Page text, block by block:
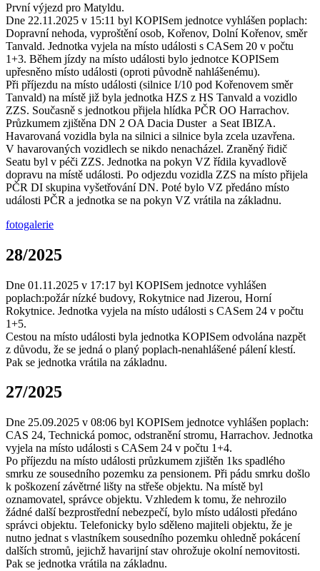
První výjezd pro Matyldu.
Dne 22.11.2025 v 15:11 byl KOPISem jednotce vyhlášen poplach:
Dopravní nehoda, vyproštění osob, Kořenov, Dolní Kořenov, směr
Tanvald. Jednotka vyjela na místo události s CASem 20 v počtu
1+3. Během jízdy na místo události bylo jednotce KOPISem
upřesněno místo události (oproti původně nahlášenému).
Při příjezdu na místo události (silnice I/10 pod Kořenovem směr
Tanvald) na místě již byla jednotka HZS z HS Tanvald a vozidlo
ZZS. Současně s jednotkou přijela hlídka PČR OO Harrachov.
Průzkumem zjištěna DN 2 OA Dacia Duster a Seat IBIZA.
Havarovaná vozidla byla na silnici a silnice byla zcela uzavřena.
V havarovaných vozidlech se nikdo nenacházel. Zraněný řidič
Seatu byl v péči ZZS. Jednotka na pokyn VZ řídila kyvadlově
dopravu na místě události. Po odjezdu vozidla ZZS na místo přijela
PČR DI skupina vyšetřování DN. Poté bylo VZ předáno místo
události PČR a jednotka se na pokyn VZ vrátila na základnu.
fotogalerie
28/2025
Dne 01.11.2025 v 17:17 byl KOPISem jednotce vyhlášen
poplach:požár nízké budovy, Rokytnice nad Jizerou, Horní
Rokytnice. Jednotka vyjela na místo události s CASem 24 v počtu
1+5.
Cestou na místo události byla jednotka KOPISem odvolána nazpět
z důvodu, že se jedná o planý poplach-nenahlášené pálení klestí.
Pak se jednotka vrátila na základnu.
27/2025
Dne 25.09.2025 v 08:06 byl KOPISem jednotce vyhlášen poplach:
CAS 24, Technická pomoc, odstranění stromu, Harrachov. Jednotka
vyjela na místo události s CASem 24 v počtu 1+4.
Po příjezdu na místo události průzkumem zjištěn 1ks spadlého
smrku ze sousedního pozemku za pensionem. Při pádu smrku došlo
k poškození závětrné lišty na střeše objektu. Na místě byl
oznamovatel, správce objektu. Vzhledem k tomu, že nehrozilo
žádné další bezprostřední nebezpečí, bylo místo události předáno
správci objektu. Telefonicky bylo sděleno majiteli objektu, že je
nutno jednat s vlastníkem sousedního pozemku ohledně pokácení
dalších stromů, jejichž havarijní stav ohrožuje okolní nemovitosti.
Pak se jednotka vrátila na základnu.